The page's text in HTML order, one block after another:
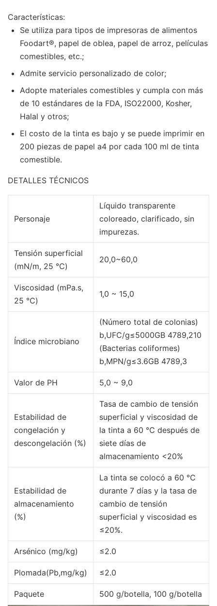
Características:
Se utiliza para tipos de impresoras de alimentos
Foodart®, papel de oblea, papel de arroz, películas
comestibles, etc.;
Admite servicio personalizado de color;
Adopte materiales comestibles y cumpla con más
de 10 estándares de la FDA, ISO22000, Kosher,
Halal y otros;
El costo de la tinta es bajo y se puede imprimir en
200 piezas de papel a4 por cada 100 ml de tinta
comestible.
DETALLES TÉCNICOS
Personaje
Líquido transparente
coloreado, clarificado, sin
impurezas.
Tensión superficial
(mN/m, 25 ℃)
20,0~60,0
Viscosidad (mPa.s,
25 ℃)
1,0 ~ 15,0
Índice microbiano
(Número total de colonias)
b,UFC/g≤5000GB 4789,210
(Bacterias coliformes)
b,MPN/g≤3.6GB 4789,3
Valor de PH 5,0 ~ 9,0
Estabilidad de
congelación y
descongelación (%)
Tasa de cambio de tensión
superficial y viscosidad de
la tinta a 60 ℃ después de
siete días de
almacenamiento <20%
Estabilidad de
almacenamiento
(%)
La tinta se colocó a 60 ℃
durante 7 días y la tasa de
cambio de tensión
superficial y viscosidad es
≤20%.
Arsénico (mg/kg) ≤2.0
Plomada(Pb,mg/kg) ≤2.0
Paquete 500 g/botella, 100 g/botella